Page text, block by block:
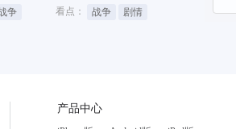
争
看点：
战争 剧情
产品中心